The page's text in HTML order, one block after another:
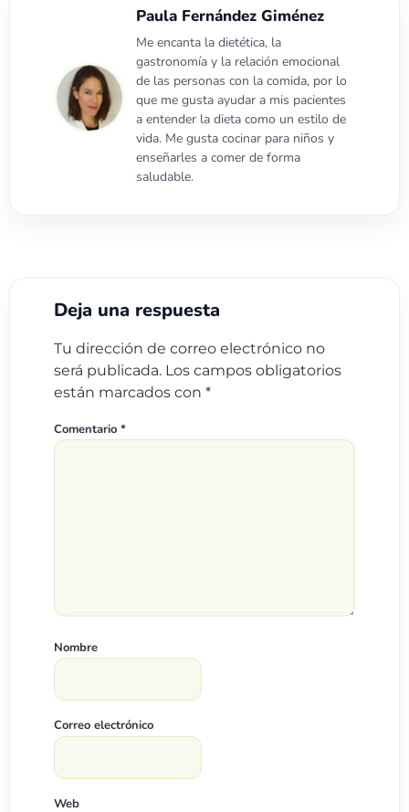
Paula Fernández Giménez
Me encanta la dietética, la
gastronomía y la relación emocional
de las personas con la comida, por lo
que me gusta ayudar a mis pacientes
a entender la dieta como un estilo de
vida. Me gusta cocinar para niños y
enseñarles a comer de forma
saludable.
Deja una respuesta
Tu dirección de correo electrónico no
será publicada. Los campos obligatorios
están marcados con *
Comentario *
Nombre
Correo electrónico
Web